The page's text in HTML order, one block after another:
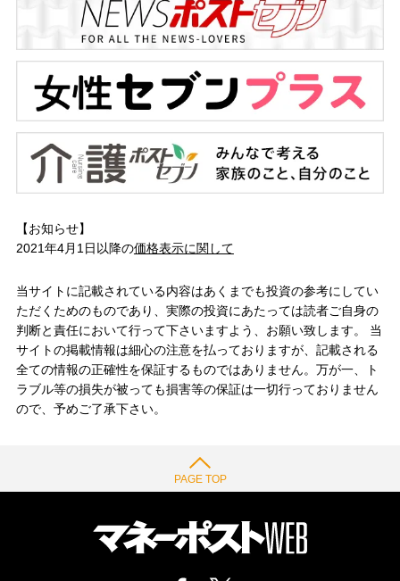
【お知らせ】
2021年4月1日以降の価格表示に関して
当サイトに記載されている内容はあくまでも投資の参考にしてい
ただくためのものであり、実際の投資にあたっては読者ご自身の
判断と責任において行って下さいますよう、お願い致します。 当
サイトの掲載情報は細心の注意を払っておりますが、記載される
全ての情報の正確性を保証するものではありません。万が一、ト
ラブル等の損失が被っても損害等の保証は一切行っておりません
ので、予めご了承下さい。
PAGE TOP